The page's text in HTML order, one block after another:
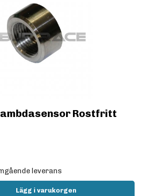
Rostfritt
leverans
Lägg i varukorgen